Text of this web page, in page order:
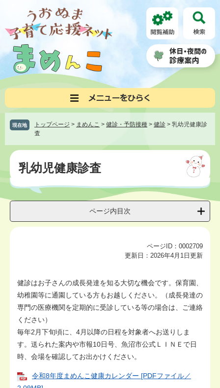
頭
す。
飛
し
て
文
現在地 トップページ > まめんこ > 健診・予防接種 > 健診 > 乳幼児健康診
査
本
乳幼児健康診査
ページ内目次
ページID：0002709
更新日：2026年4月1日更新
健診はお子さんの成長発達を知る大切な機会です。保育園、
幼稚園等に通園している方もお越しください。（成長発達の
専門の医療機関を定期的に受診している等の場合は、ご連絡
ください）
毎年2月下旬頃に、4月以降の日程を対象者へお送りしま
す。送られた案内や市報10日号、魚沼市公式ＬＩＮＥで日
時、会場を確認してお出かけください。
令和8年度まめんこ健康カレンダー [PDFファイル／